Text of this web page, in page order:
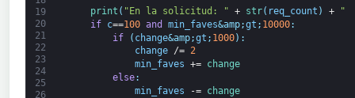
19
20
21
22
23
24
25
26
print ( "En la solicitud: " + str( req_count ) +
"
if
c==100 and min_faves&amp;gt ; 10000:
if
( change&amp;gt ; 1000) :
change
/= 2
min_faves +=
change
else:
min_faves
-= change